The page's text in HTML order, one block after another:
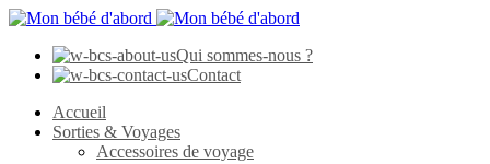
Qui sommes-nous ?
Contact
Accueil
Sorties & Voyages
Accessoires de voyage